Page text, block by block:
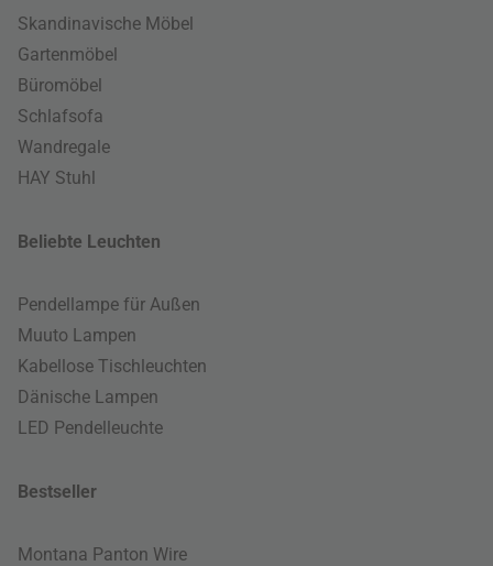
Skandinavische Möbel
Gartenmöbel
Büromöbel
Schlafsofa
Wandregale
HAY Stuhl
Beliebte Leuchten
Pendellampe für Außen
Muuto Lampen
Kabellose Tischleuchten
Dänische Lampen
LED Pendelleuchte
Bestseller
Montana Panton Wire